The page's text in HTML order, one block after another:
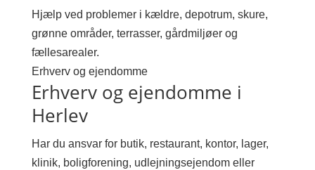
Hjælp ved problemer i kældre, depotrum, skure,
grønne områder, terrasser, gårdmiljøer og
fællesarealer.
Erhverv og ejendomme
Erhverv og ejendomme i
Herlev
Har du ansvar for butik, restaurant, kontor, lager,
klinik, boligforening, udlejningsejendom eller